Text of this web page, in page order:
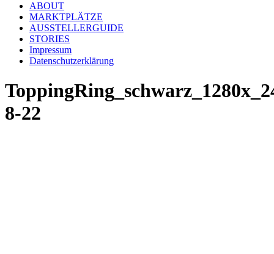
ABOUT
MARKTPLÄTZE
AUSSTELLERGUIDE
STORIES
Impressum
Datenschutzerklärung
8-22